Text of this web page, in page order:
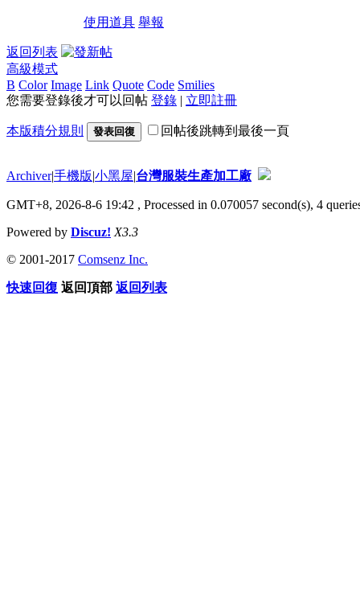
使用道具 舉報
返回列表
高級模式
B Color Image Link Quote Code Smilies
您需要登錄後才可以回帖 登錄 | 立即註冊
本版積分規則 發表回復 回帖後跳轉到最後一頁
Archiver|手機版|小黑屋|台灣服裝生產加工廠
GMT+8, 2026-8-6 19:42 , Processed in 0.070057 second(s), 4
Powered by Discuz! X3.3
© 2001-2017 Comsenz Inc.
快速回復 返回頂部 返回列表